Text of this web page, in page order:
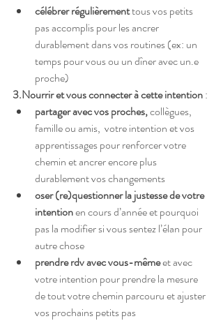
célébrer régulièrement tous vos petits
pas accomplis pour les ancrer
durablement dans vos routines (ex: un
temps pour vous ou un dîner avec un.e
proche)
3.Nourrir et vous connecter à cette intention :
partager avec vos proches, collègues,
famille ou amis, votre intention et vos
apprentissages pour renforcer votre
chemin et ancrer encore plus
durablement vos changements
oser (re)questionner la justesse de votre
intention en cours d’année et pourquoi
pas la modifier si vous sentez l’élan pour
autre chose
prendre rdv avec vous-même et avec
votre intention pour prendre la mesure
de tout votre chemin parcouru et ajuster
vos prochains petits pas